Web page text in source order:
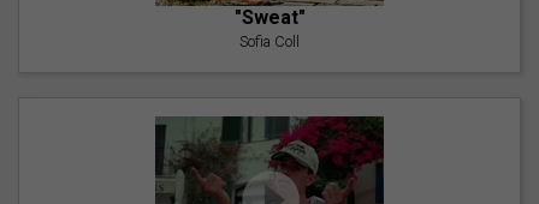
"Sweat"
Sofia Coll